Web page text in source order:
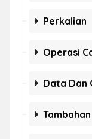
Perkalian
Operasi
Data Dan
Tambahan